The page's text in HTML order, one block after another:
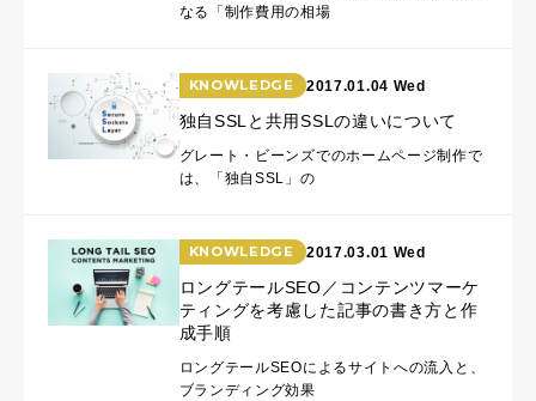
なる「制作費用の相場
KNOWLEDGE 2017.01.04 Wed
独自SSLと共用SSLの違いについて
グレート・ビーンズでのホームページ制作で
は、「独自SSL」の
KNOWLEDGE 2017.03.01 Wed
ロングテールSEO／コンテンツマーケ
ティングを考慮した記事の書き方と作
成手順
ロングテールSEOによるサイトへの流入と、
ブランディング効果